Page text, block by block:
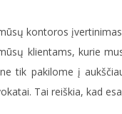
kontoros
klientams, kurie
tik pakilome į
Tai reiškia, kad